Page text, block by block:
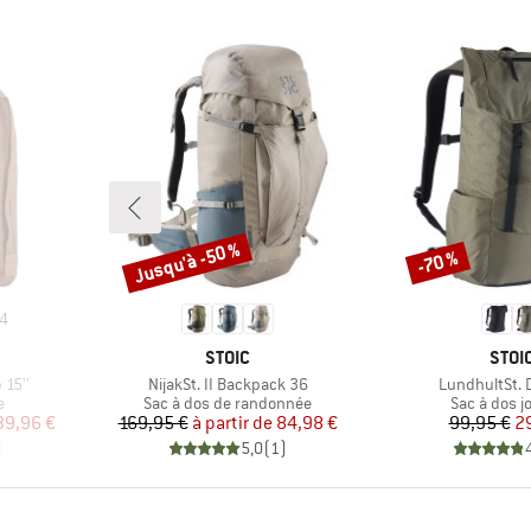
4
15''
€
MARQUE
STOIC
Article
NijakSt. II Backpack 36
Product group
Sac à dos de randonnée
Prix
169,95 € Prix réduit
à partir de 84,98 €
5,0(1)
Remise
Jusqu'à -50 %
Article
LundhultSt.
Product
Sac à dos
99,95 €
Remise
-70 %